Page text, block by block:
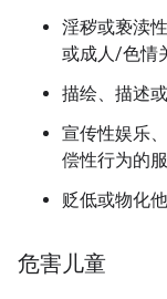
淫秽或亵渎
或成人/色情
描绘、描述
宣传性娱乐
偿性行为的
贬低或物化他
危害儿童